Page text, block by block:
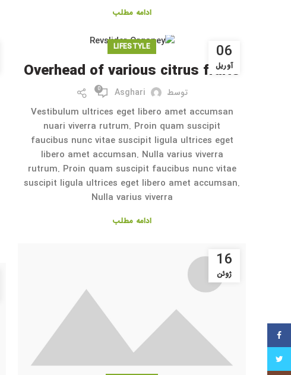
ادامه مطلب
06
آوریل
LIFESTYLE
Overhead of various citrus fruits
توسط Asghari
0
Vestibulum ultrices eget libero amet accumsan
nuari viverra rutrum. Proin quam suscipit
faucibus nunc vitae suscipit ligula ultrices eget
libero amet accumsan. Nulla varius viverra
rutrum. Proin quam suscipit faucibus nunc vitae
suscipit ligula ultrices eget libero amet accumsan.
Nulla varius viverra
ادامه مطلب
16
ژوئن